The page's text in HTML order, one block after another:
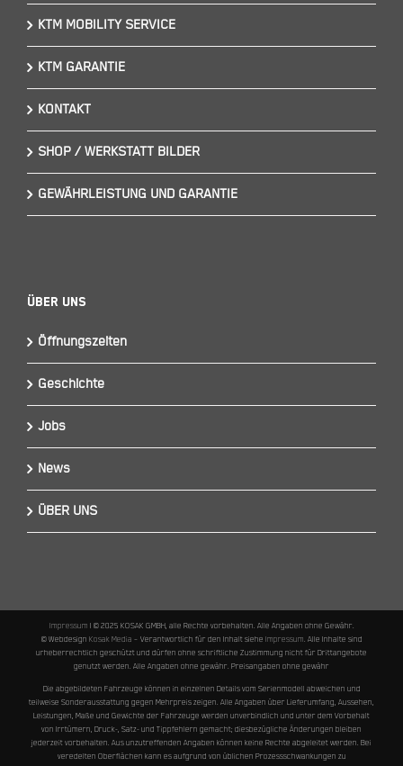
KTM MOBILITY SERVICE
KTM GARANTIE
KONTAKT
SHOP / WERKSTATT BILDER
GEWÄHRLEISTUNG UND GARANTIE
Über Uns
Öffnungszeiten
Geschichte
Jobs
News
ÜBER UNS
Impressum I © 2025 KOSAK GMBH, alle Rechte vorbehalten. Alle Angaben ohne Gewähr.
© Webdesign Kosak Media – Verantwortlich für den Inhalt siehe Impressum. Alle Inhalte sind
urheberrechtlich geschützt und dürfen ohne schriftliche Zustimmung nicht für Drittangebote
genutzt werden. Alle Angaben ohne gewähr. Preisangaben ohne gewähr
Die abgebildeten Fahrzeuge können in einzelnen Details vom Serienmodell abweichen und
teilweise Sonderausstattung gegen Mehrpreis zeigen. Alle Angaben über Lieferumfang, Aussehen,
Leistungen, Maße und Gewichte der Fahrzeuge werden unverbindlich und unter dem Vorbehalt
von Irrtümern, Druck-, Satz- und Tippfehlern gemacht; diesbezügliche Änderungen bleiben
jederzeit vorbehalten. Aus unzutreffenden Angaben können keine Rechte abgeleitet werden. Bei
veredelten Oberflächen kann es aufgrund von üblichen Prozessschwankungen zu